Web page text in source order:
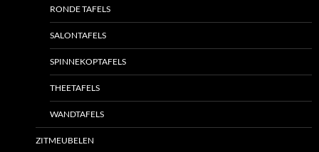
RONDE TAFELS
SALONTAFELS
SPINNEKOPTAFELS
THEETAFELS
WANDTAFELS
ZITMEUBELEN